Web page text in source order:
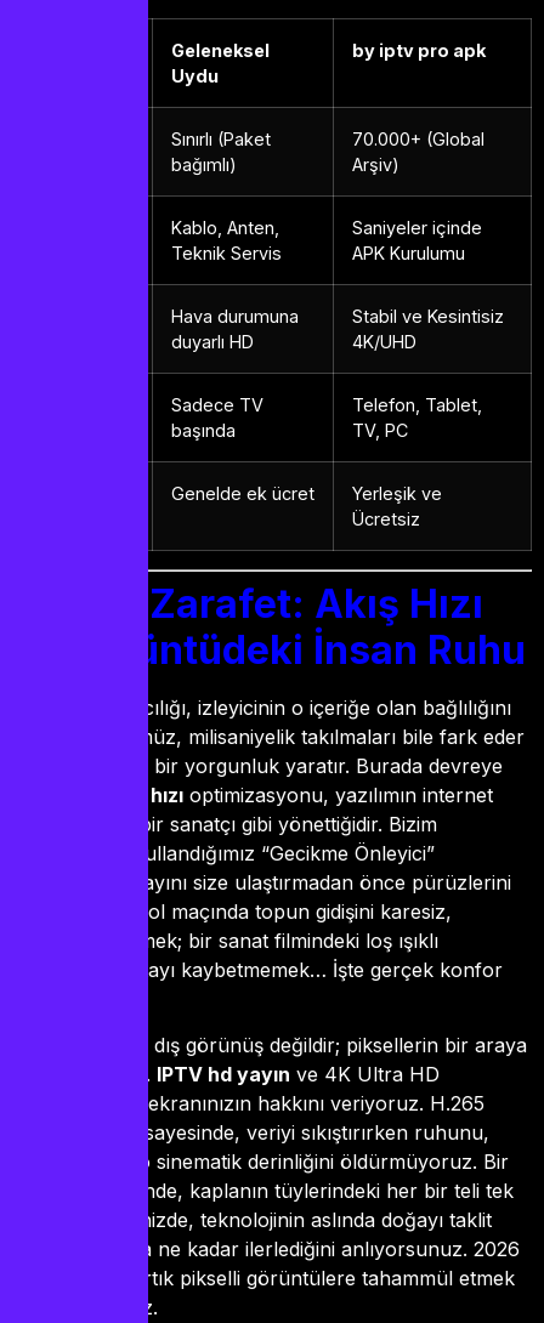
Geleneksel
Uydu
by iptv pro apk
Sınırlı (Paket
bağımlı)
70.000+ (Global
Arşiv)
Kablo, Anten,
Teknik Servis
Saniyeler içinde
APK Kurulumu
Hava durumuna
duyarlı HD
Stabil ve Kesintisiz
4K/UHD
Sadece TV
başında
Telefon, Tablet,
TV, PC
Genelde ek ücret
Yerleşik ve
Ücretsiz
Teknik Zarafet: Akış Hızı
ve Görüntüdeki İnsan Ruhu
Bir yayının akıcılığı, izleyicinin o içeriğe olan bağlılığını
belirler. Gözümüz, milisaniyelik takılmaları bile fark eder
ve bu, beyinde bir yorgunluk yaratır. Burada devreye
iptv akış hızı optimizasyonu, yazılımın internet
hattınızı nasıl bir sanatçı gibi yönettiğidir. Bizim
altyapımızda kullandığımız “Gecikme Önleyici”
algoritmalar, yayını size ulaştırmadan önce pürüzlerini
giderir. Bir futbol maçında topun gidişini karesiz,
pürüzsüz görmek; bir sanat filmindeki loş ışıklı
sahnelerde detayı kaybetmemek… İşte gerçek konfor
Estetik, sadece dış görünüş değildir; piksellerin bir araya
gelme biçimidir. IPTV hd yayın ve 4K Ultra HD
içeriklerimizle, ekranınızın hakkını veriyoruz. H.265
kodek desteği sayesinde, veriyi sıkıştırırken ruhunu,
dokusunu ve o sinematik derinliğini öldürmüyoruz. Bir
doğa belgeselinde, kaplanın tüylerindeki her bir teli tek
tek seçebildiğinizde, teknolojinin aslında doğayı taklit
etme sanatında ne kadar ilerlediğini anlıyorsunuz. 2026
yılındayız ve artık pikselli görüntülere tahammül etmek
zorunda değiliz.